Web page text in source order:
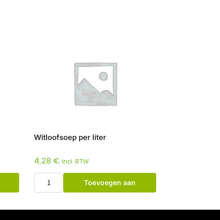
Witloofsoep per liter
4,28 € Incl. BTW
Toevoegen aan